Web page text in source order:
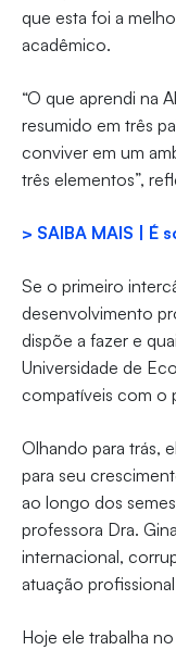
que esta foi a
acadêmico.
“O que aprendi na
resumido em três
conviver em um
três elementos”,
> SAIBA MAIS |
Se o primeiro
desenvolvimento
dispõe a fazer e
Universidade de
compatíveis com o
Olhando para trás,
para seu
ao longo dos
professora Dra.
internacional,
atuação
Hoje ele trabalha